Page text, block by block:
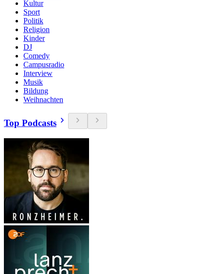
Kultur
Sport
Politik
Religion
Kinder
DJ
Comedy
Campusradio
Interview
Musik
Bildung
Weihnachten
Top Podcasts